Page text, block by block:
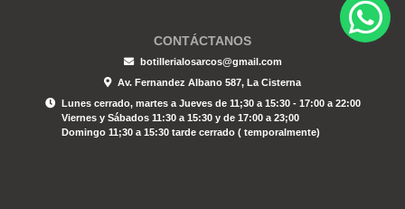
CONTÁCTANOS
botillerialosarcos@gmail.com
Av. Fernandez Albano 587, La Cisterna
Lunes cerrado, martes a Jueves de 11;30 a 15:30 - 17:00 a 22:00
Viernes y Sábados 11:30 a 15:30 y de 17:00 a 23;00
Domingo 11;30 a 15:30 tarde cerrado ( temporalmente)